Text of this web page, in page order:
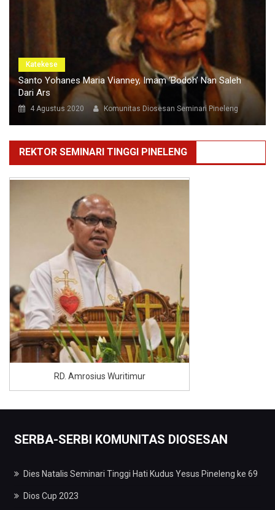
Katekese
Santo Yohanes Maria Vianney, Imam ‘Bodoh’ Nan Saleh
Dari Ars
4 Agustus 2020 Komunitas Diosesan Seminari Pineleng
REKTOR SEMINARI TINGGI PINELENG
RD. Amrosius Wuritimur
SERBA-SERBI KOMUNITAS DIOSESAN
Dies Natalis Seminari Tinggi Hati Kudus Yesus Pineleng ke 69
Dios Cup 2023